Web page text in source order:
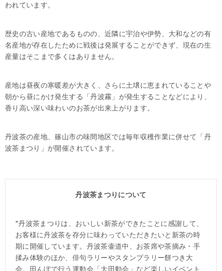
われています。
歴史の古い産地であるものの、近隣に宇治や伊勢、大和などの有
名産地が存在したために戦後は発展することができず、現在の生
産量はそこまで多くはありません。
産地は昼夜の寒暖差が大きく、さらに土壌に恵まれていることや
朝から昼にかけ発生する「丹波霧」が発生することなどにより、
香り高い深い味わいのお茶が出来上がります。
丹波茶の産地、篠山市の味間地区では毎年収穫作業に併せて「丹
波茶まつり」が開催されています。
丹波茶まつりについて
”丹波茶まつりは、おいしい新茶ができたことに感謝して、
お客様に丹波茶を存分に味わっていただきたいと新茶の時
期に開催しています。丹波茶壷道中、お茶席や茶摘み・手
揉み体験のほか、俳句ラリーやスタンプラリー餅つき大
会、田んぼで行う運動会「大田動会」など楽しいイベント